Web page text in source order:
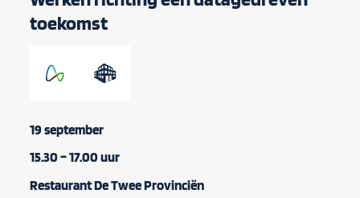
toekomst
19 september
15.30 – 17.00 uur
Restaurant De Twee Provinciën